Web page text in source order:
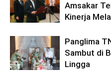
Amsakar
Kinerja
Panglima
Sambut di
Lingga